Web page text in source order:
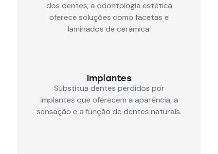
dos dentes, a odontologia estética
oferece soluções como facetas e
laminados de cerâmica.
Implantes
Substitua dentes perdidos por
implantes que oferecem a aparência, a
sensação e a função de dentes naturais.